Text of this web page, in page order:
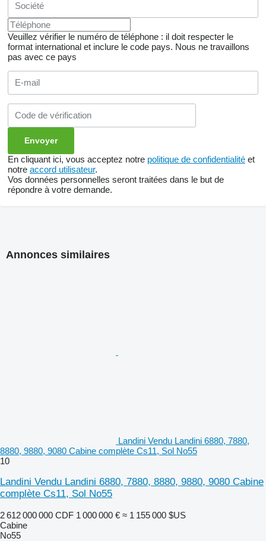
Veuillez vérifier le numéro de téléphone : il doit respecter le
format international et inclure le code pays. Nous ne travaillons
pas avec ce pays
En cliquant ici, vous acceptez notre politique de confidentialité et
notre accord utilisateur.
Vos données personnelles seront traitées dans le but de
répondre à votre demande.
Annonces similaires
Landini Vendu Landini 6880, 7880,
8880, 9880, 9080 Cabine complète Cs11, Sol No55
10
Landini Vendu Landini 6880, 7880, 8880, 9880, 9080 Cabine
complète Cs11, Sol No55
2 612 000 000 CDF 1 000 000 € ≈ 1 155 000 $US
Cabine
No55